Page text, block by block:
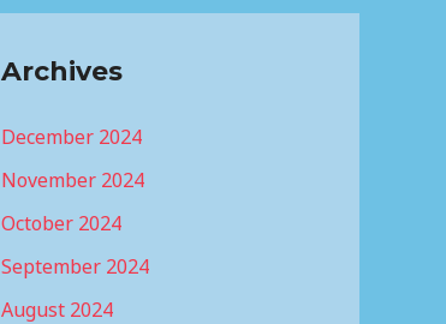
Archives
December 2024
November 2024
October 2024
September 2024
August 2024